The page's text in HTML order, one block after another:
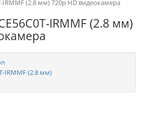
IRMMF (2.8 мм) 720p HD видеокамера
IRMMF (2.8 мм)
IRMMF (2.8 мм)